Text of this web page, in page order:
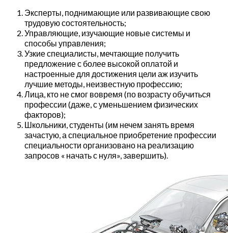
Эксперты, поднимающие или развивающие свою
трудовую состоятельность;
Управляющие, изучающие новые системы и
способы управления;
Узкие специалисты, мечтающие получить
предложение с более высокой оплатой и
настроенные для достижения цели аж изучить
лучшие методы, неизвестную профессию;
Лица, кто не смог вовремя (по возрасту обучиться
профессии (даже, с уменьшением физических
факторов);
Школьники, студенты (им нечем занять время
зачастую, а специальное приобретение профессии
специальности организовано на реализацию
запросов « начать с нуля», завершить).